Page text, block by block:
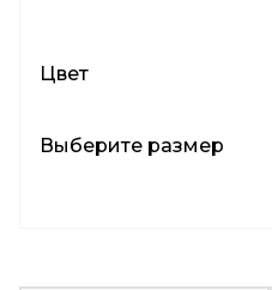
Цвет
Выберите размер